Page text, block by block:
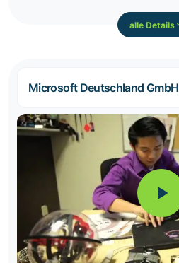
alle Details
Microsoft Deutschland GmbH